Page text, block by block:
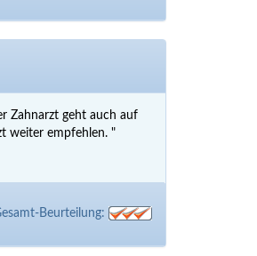
Zahnarzt geht auch auf
weiter empfehlen. "
Beurteilung: